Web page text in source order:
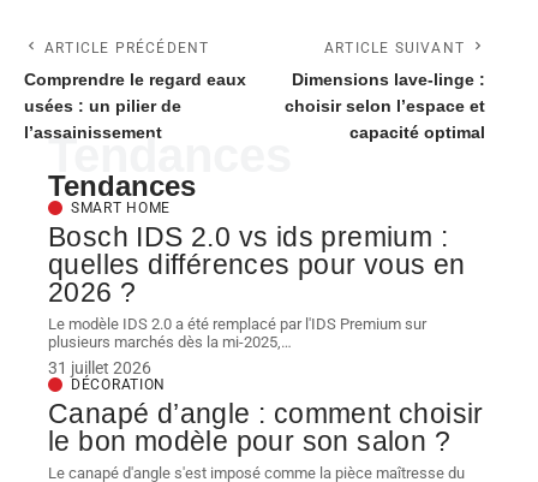
ARTICLE PRÉCÉDENT
Comprendre le regard eaux
usées : un pilier de
l’assainissement
ARTICLE SUIVANT
Dimensions lave-linge :
choisir selon l’espace et
capacité optimal
Tendances
Tendances
SMART HOME
Bosch IDS 2.0 vs ids premium :
quelles différences pour vous en
2026 ?
Le modèle IDS 2.0 a été remplacé par l'IDS Premium sur
plusieurs marchés dès la mi-2025,…
31 juillet 2026
DÉCORATION
Canapé d’angle : comment choisir
le bon modèle pour son salon ?
Le canapé d'angle s'est imposé comme la pièce maîtresse du